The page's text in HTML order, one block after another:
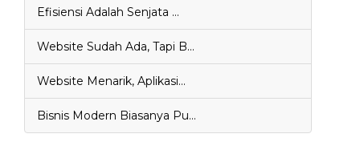
Efisiensi Adalah Senjata …
Website Sudah Ada, Tapi B…
Website Menarik, Aplikasi…
Bisnis Modern Biasanya Pu…